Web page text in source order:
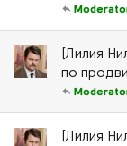
[Лилия
по
[Лилия